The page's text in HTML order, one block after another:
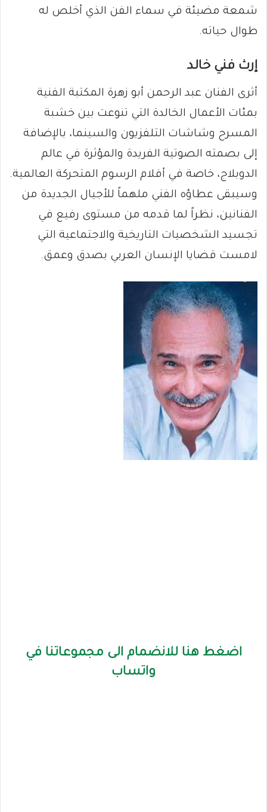
شمعة مضيئة في سماء الفن الذي أخلص له
طوال حياته.
​إرث فني خالد
​أثرى الفنان عبد الرحمن أبو زهرة المكتبة الفنية
بمئات الأعمال الخالدة التي تنوعت بين خشبة
المسرح وشاشات التلفزيون والسينما، بالإضافة
إلى بصمته الصوتية الفريدة والمؤثرة في عالم
الدوبلاج، خاصة في أفلام الرسوم المتحركة العالمية.
وسيبقى عطاؤه الفني ملهماً للأجيال الجديدة من
الفنانين، نظراً لما قدمه من مستوى رفيع في
تجسيد الشخصيات التاريخية والاجتماعية التي
لامست قضايا الإنسان العربي بصدق وعمق.
اضغط هنا للانضمام الى مجموعاتنا في
واتساب